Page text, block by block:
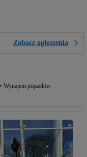
Zobacz ogłoszenia
Wynajem pojazdów